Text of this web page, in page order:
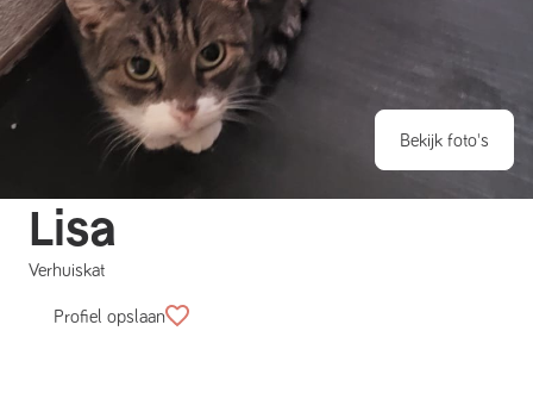
Bekijk foto's
Lisa
Verhuiskat
Profiel opslaan